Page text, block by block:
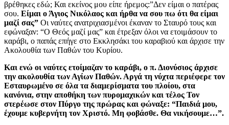
βρέθηκες εδώ; Και εκείνος μου είπε ήρεμος:”Δεν είμαι ο πατέρας
σου. Είμαι ο Άγιος Νικόλαος και ήρθα να σου πω ότι θα είμαι
μαζί σας” Οι ναύτες ανατριχιασμένοι έκαναν το Σταυρό τους και
εφώναξαν: “Ο Θεός μαζί μας” και έτρεξαν όλοι να ετοιμάσουν το
καράβι, ο παπάς επήγε στο Εκκλησάκι του καραβιού και άρχισε την
Ακολουθία των Παθών του Κυρίου.
Και ενώ οι ναύτες ετοίμαζαν το καράβι, ο π. Διονύσιος άρχισε
την ακολουθία των Αγίων Παθών. Αργά τη νύχτα περιέφερε τον
Εσταυρωμένο σε όλα τα διαμερίσματα του πλοίου, στα
κανόνια, στην αποθήκη των πυρομαχικών και τέλος Τον
στερέωσε στον Πύργο της πρώρας και φώναξε: “Παιδιά μου,
έχουμε κυβερνήτη τον Χριστό. Μη φοβάσθε. Θα νικήσουμε…”.